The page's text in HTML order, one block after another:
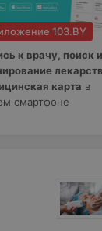
103.BY
к врачу, поиск и
лекарств,
карта в
смартфоне